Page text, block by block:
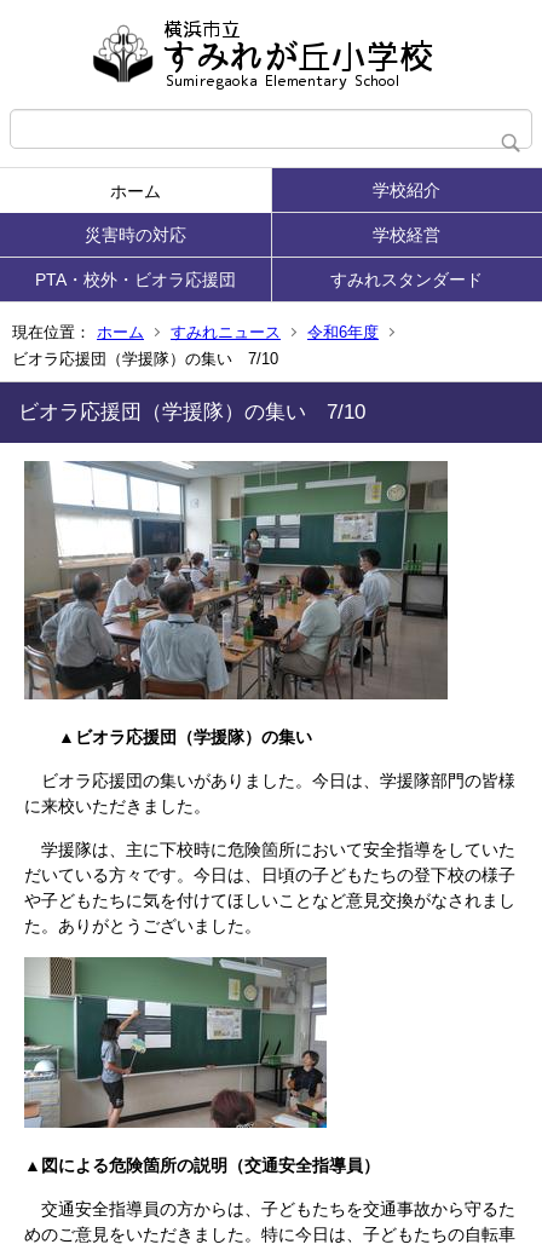
ホーム 学校紹介
災害時の対応 学校経営
PTA・校外・ビオラ応援団 すみれスタンダード
現在位置： ホーム すみれニュース
令和6年度
ビオラ応援団（学援隊）の集い 7/10
ビオラ応援団（学援隊）の集い 7/10
▲ビオラ応援団（学援隊）の集い
ビオラ応援団の集いがありました。今日は、学援隊部門の皆様
に来校いただきました。
学援隊は、主に下校時に危険箇所において安全指導をしていた
だいている方々です。今日は、日頃の子どもたちの登下校の様子
や子どもたちに気を付けてほしいことなど意見交換がなされまし
た。ありがとうございました。
▲図による危険箇所の説明（交通安全指導員）
交通安全指導員の方からは、子どもたちを交通事故から守るた
めのご意見をいただきました。特に今日は、子どもたちの自転車